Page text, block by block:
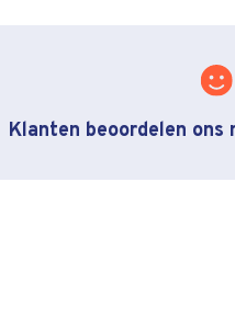
Klanten beoordelen